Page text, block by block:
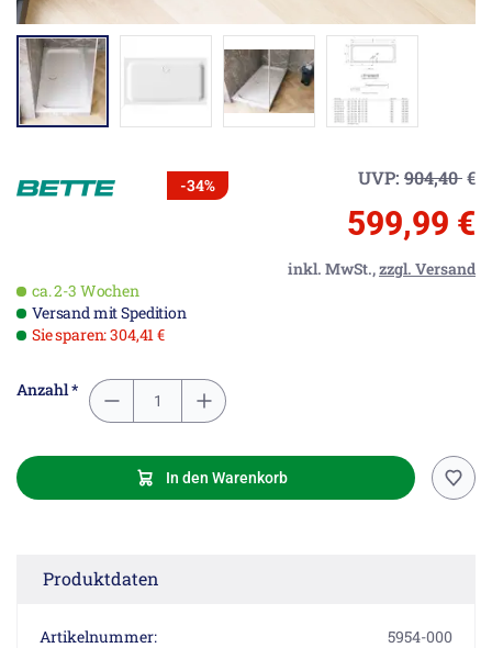
-34% UVP: 904,40€
599,99 €
inkl. MwSt.,zzgl. Versand
ca. 2-3 Wochen
Versand mit Spedition
Sie sparen: 304,41 €
Anzahl *
In den Warenkorb
Produktdaten
Artikelnummer: 5954-000